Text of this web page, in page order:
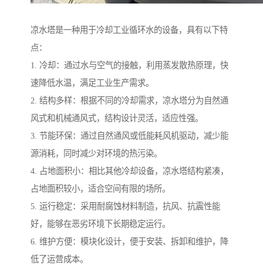
凉水塔是一种用于冷却工业循环水的设备，具有以下特
点：
1. 冷却：通过水与空气的接触，利用蒸发散热原理，快
速降低水温，满足工业生产需求。
2. 结构多样：根据不同的冷却需求，凉水塔分为自然通
风式和机械通风式，结构设计灵活，适应性强。
3. 节能环保：通过自然通风或低能耗风机驱动，减少能
源消耗，同时减少对环境的热污染。
4. 占地面积小：相比其他冷却设备，凉水塔结构紧凑，
占地面积较小，适合空间有限的场所。
5. 运行稳定：采用耐腐蚀材料制造，抗风、抗震性能
好，能够在恶劣环境下长期稳定运行。
6. 维护方便：模块化设计，便于安装、拆卸和维护，降
低了运营成本。